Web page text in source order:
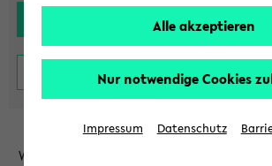
Wählen Sie die Einrichtung aus und/oder
Alle akzeptieren
Nur notwendige Cookies
Impressum Datenschutz